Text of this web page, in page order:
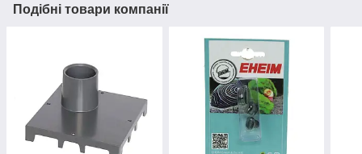
Подібні товари компанії